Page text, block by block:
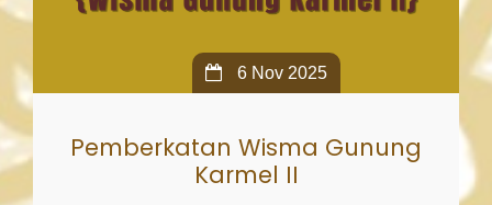
6 Nov 2025
Pemberkatan Wisma Gunung
Karmel II